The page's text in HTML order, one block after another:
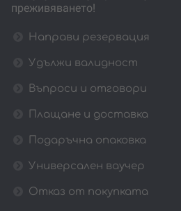
преживяването!
Направи резервация
Удължи валидност
Въпроси и отговори
Плащане и доставка
Подаръчна опаковка
Универсален ваучер
Отказ от покупката